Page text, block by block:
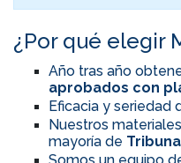
¿Por qué elegir
Año tras año
aprobados con
Eficacia y seriedad
Nuestros
mayoría de